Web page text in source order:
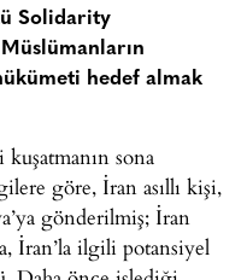
Solidarity
Müslümanların
hedef almak
sona
göre, İran asıllı kişi,
gönderilmiş; İran
İran’la ilgili potansiyel